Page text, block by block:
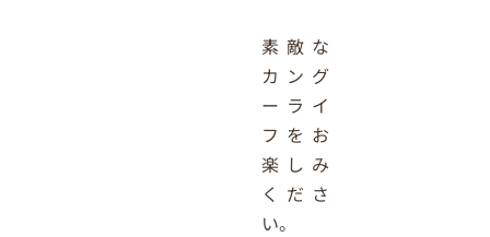
素敵な
カング
ーライ
フをお
楽しみ
くださ
い。